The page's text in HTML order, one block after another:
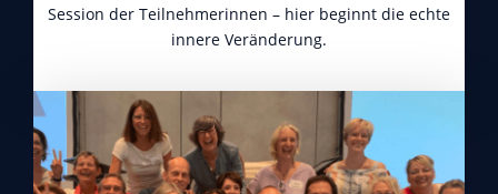
Session der Teilnehmerinnen – hier beginnt die echte
innere Veränderung.